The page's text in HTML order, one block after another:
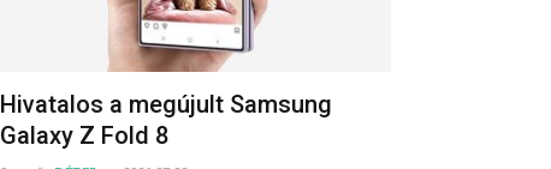
Hivatalos a megújult Samsung
Galaxy Z Fold 8